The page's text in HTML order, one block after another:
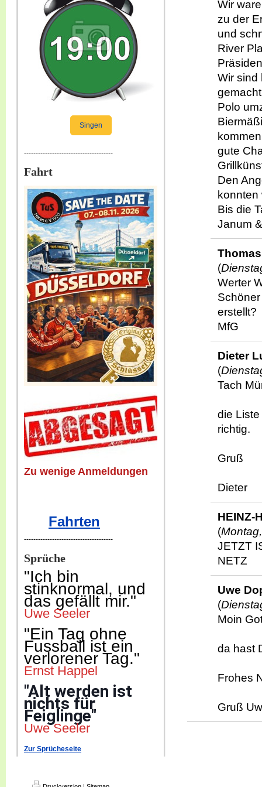
Singen
--------------------------------------
Fahrt
Zu wenige Anmeldungen
Fahrten
--------------------------------------
Sprüche
"Ich bin
stinknormal, und
das gefällt mir."
Uwe Seeler
"Ein Tag ohne
Fussball ist ein
verlorener Tag."
Ernst Happel
"Alt werden ist
nichts für
Feiglinge"
Uwe Seeler
Zur Sprücheseite
Wir
zu der
und
River
Wir sind
Polo
gute
Den
konnten
Bis die
Janum
(
Werter
erstellt?
MfG
Dieter
(
Tach
die
richtig.
Gruß
Dieter
HEINZ-
(
JETZT
NETZ
Uwe
(
Moin
da hast
Frohes
Gruß